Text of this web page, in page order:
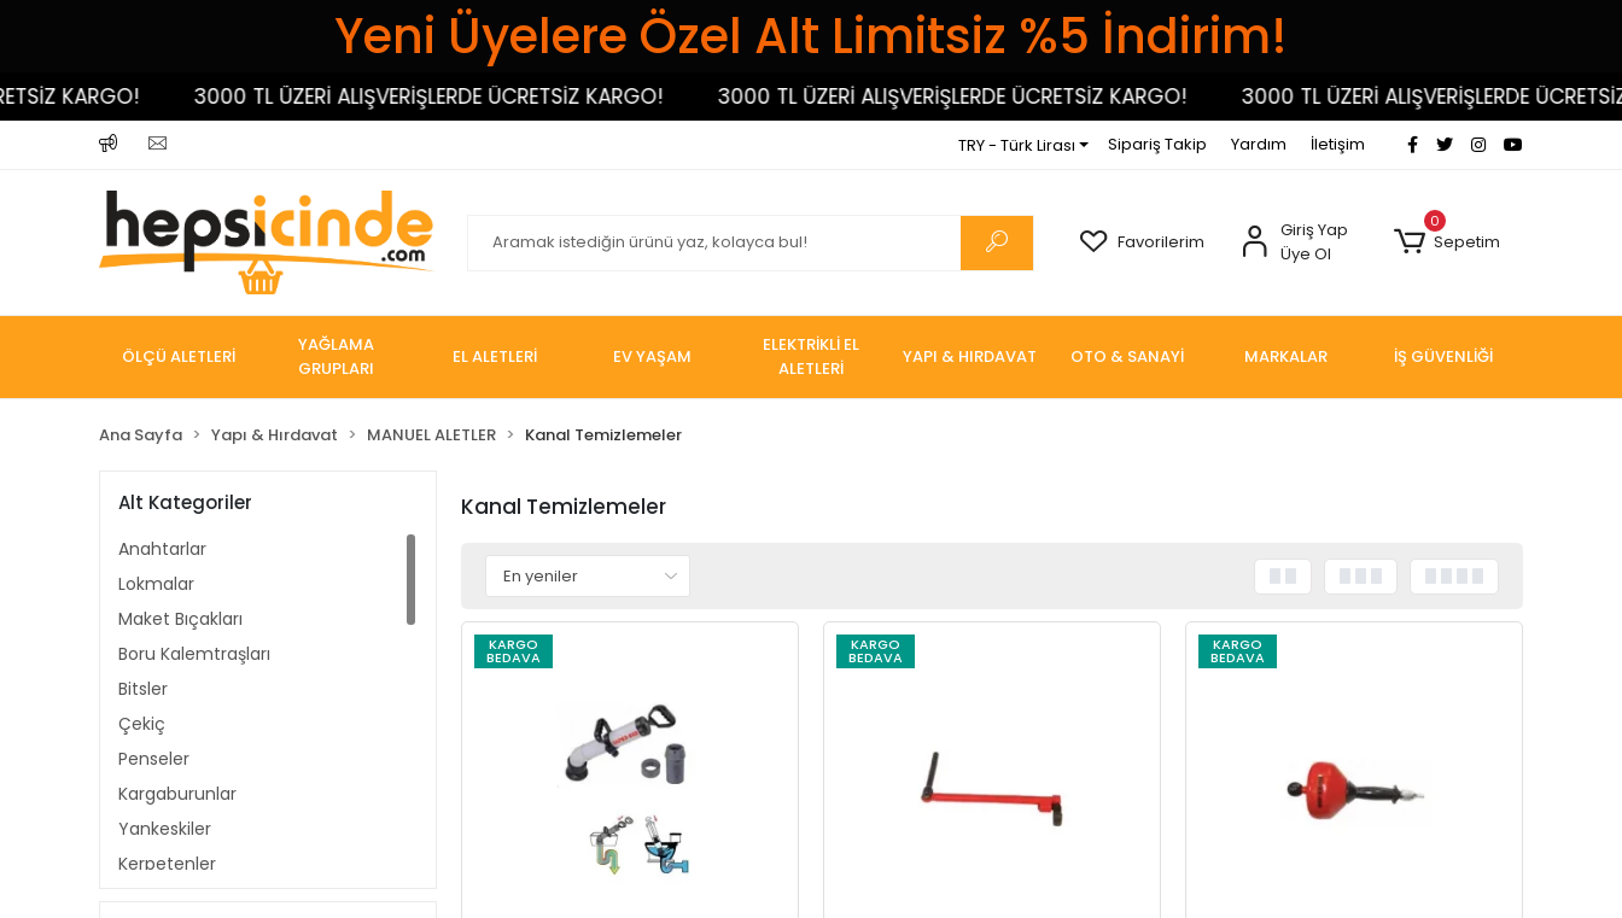
Yeni Üyelere Özel Alt Limitsiz %5 İndirim!
KARGO! 3000 TL ÜZERİ ALIŞVERİŞLERDE ÜCRETSİZ KARGO! 3000 TL ÜZERİ ALIŞVERİŞLERDE ÜCRETSİZ KARGO! 3000 TL ÜZERİ ALIŞVERİŞLERDE ÜCRETSİZ
TRY - Türk Lirası Sipariş Takip Yardım İletişim
Favorilerim
Giriş Yap
Üye Ol
0
Sepetim
ÖLÇÜ ALETLERİ
YAĞLAMA
GRUPLARI
EL ALETLERİ EV YAŞAM
ELEKTRİKLİ EL
ALETLERİ
YAPI & HIRDAVAT OTO & SANAYİ MARKALAR İŞ GÜVENLİĞİ
Ana Sayfa Yapı & Hırdavat MANUEL ALETLER Kanal Temizlemeler
Alt Kategoriler
Anahtarlar
Lokmalar
Maket Bıçakları
Boru Kalemtraşları
Bitsler
Çekiç
Penseler
Kargaburunlar
Yankeskiler
Kerpetenler
Kanal Temizlemeler
KARGO
BEDAVA
KARGO
BEDAVA
KARGO
BEDAVA